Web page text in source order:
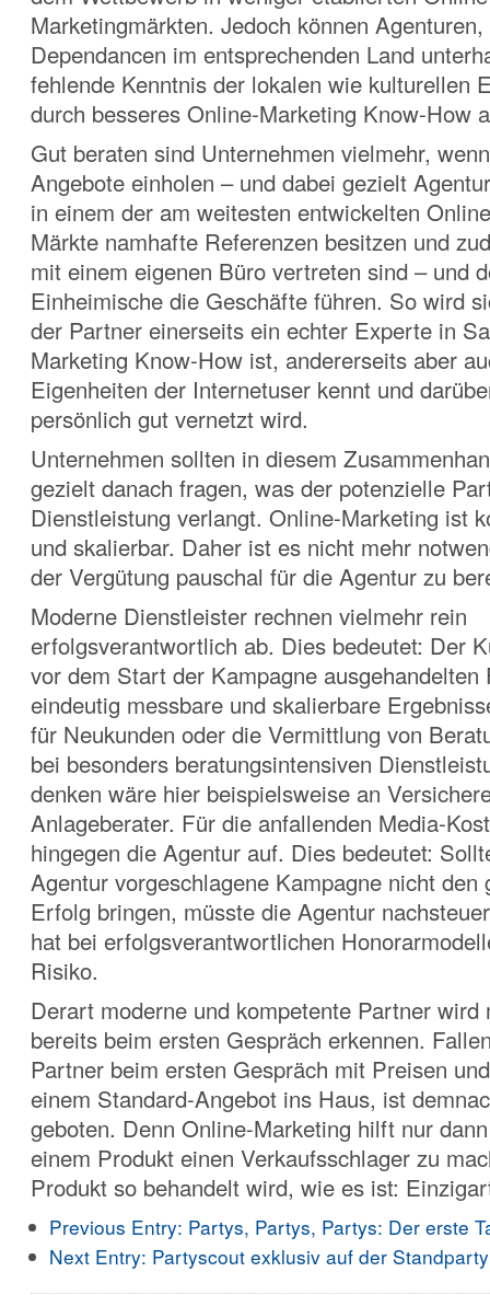
Marketingmärkten. Jedoch können
Dependancen im entsprechenden Land
fehlende Kenntnis der lokalen wie kulturellen
durch besseres Online-Marketing Know-How
Gut beraten sind Unternehmen vielmehr,
Angebote einholen – und dabei gezielt
in einem der am weitesten entwickelten
Märkte namhafte Referenzen besitzen und
mit einem eigenen Büro vertreten sind – und
Einheimische die Geschäfte führen. So wird
der Partner einerseits ein echter Experte in
Marketing Know-How ist, andererseits aber
Eigenheiten der Internetuser kennt und
persönlich gut vernetzt wird.
Unternehmen sollten in diesem
gezielt danach fragen, was der potenzielle
Dienstleistung verlangt. Online-Marketing ist
und skalierbar. Daher ist es nicht mehr
der Vergütung pauschal für die Agentur zu
Moderne Dienstleister rechnen vielmehr rein
erfolgsverantwortlich ab. Dies bedeutet: Der
vor dem Start der Kampagne
eindeutig messbare und skalierbare
für Neukunden oder die Vermittlung von
bei besonders beratungsintensiven
denken wäre hier beispielsweise an
Anlageberater. Für die anfallenden Media-
hingegen die Agentur auf. Dies bedeutet:
Agentur vorgeschlagene Kampagne nicht den
Erfolg bringen, müsste die Agentur
hat bei erfolgsverantwortlichen
Risiko.
Derart moderne und kompetente Partner wird
bereits beim ersten Gespräch erkennen.
Partner beim ersten Gespräch mit Preisen
einem Standard-Angebot ins Haus, ist
geboten. Denn Online-Marketing hilft nur
einem Produkt einen Verkaufsschlager zu
Produkt so behandelt wird, wie es ist:
Previous Entry: Partys, Partys, Partys: Der erste
Next Entry: Partyscout exklusiv auf der